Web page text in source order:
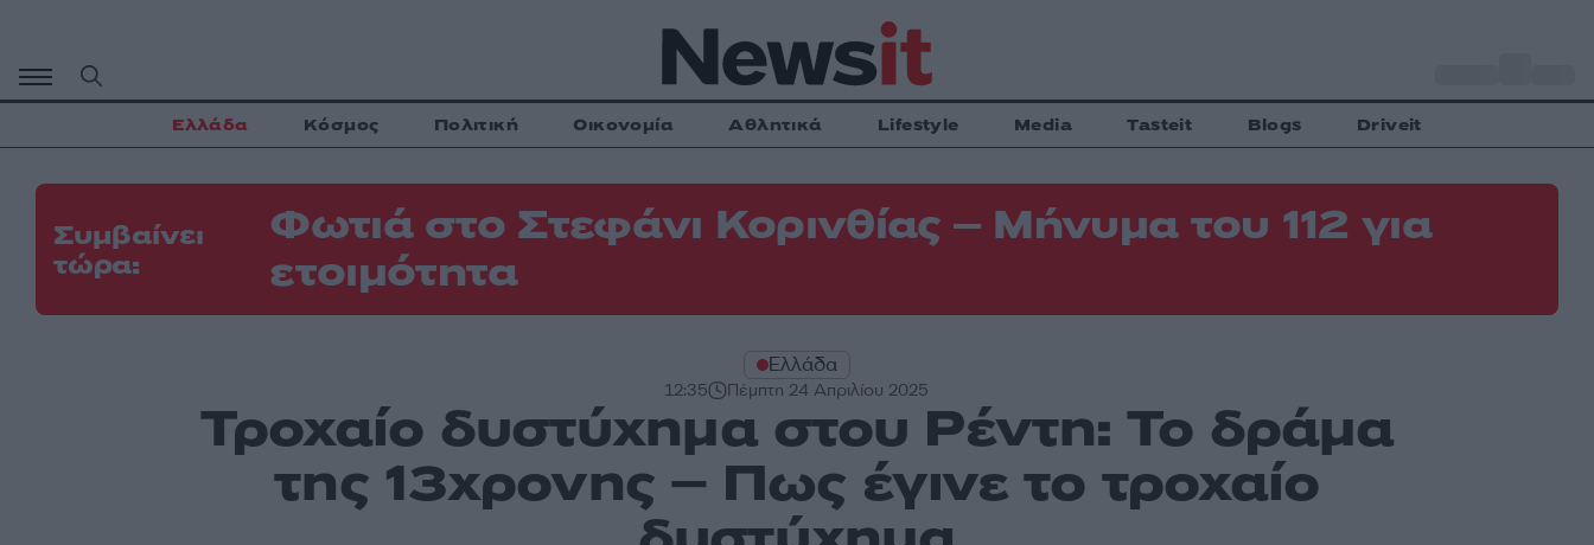
περιεχόμενο
Ελλάδα Κόσμος Πολιτική Οικονομία Αθλητικά Lifestyle Media Tasteit Blogs Driveit
Συμβαίνει
τώρα:
Φωτιά στο Στεφάνι Κορινθίας – Μήνυμα του 112 για
ετοιμότητα
Ελλάδα
12:35 Πέμπτη 24 Απριλίου 2025
Τροχαίο δυστύχημα στου Ρέντη: Το δράμα
της 13χρονης – Πως έγινε το τροχαίο